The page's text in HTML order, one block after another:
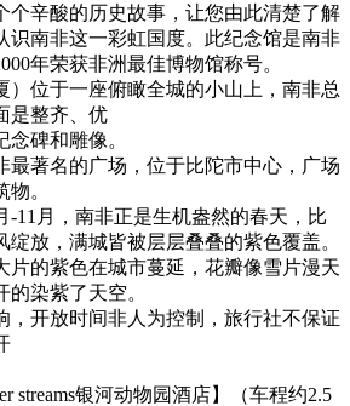
个辛酸的历史故事，让您由此清楚了解
识南非这一彩虹国度。此纪念馆是南非
年荣获非洲最佳博物馆称号。
）位于一座俯瞰全城的小山上，南非总
是整齐、优
碑和雕像。
最著名的广场，位于比陀市中心，广场
。
-11月，南非正是生机盎然的春天，比
放，满城皆被层层叠叠的紫色覆盖。
片的紫色在城市蔓延，花瓣像雪片漫天
染紫了天空。
，开放时间非人为控制，旅行社不保证
streams银河动物园酒店】（车程约2.5